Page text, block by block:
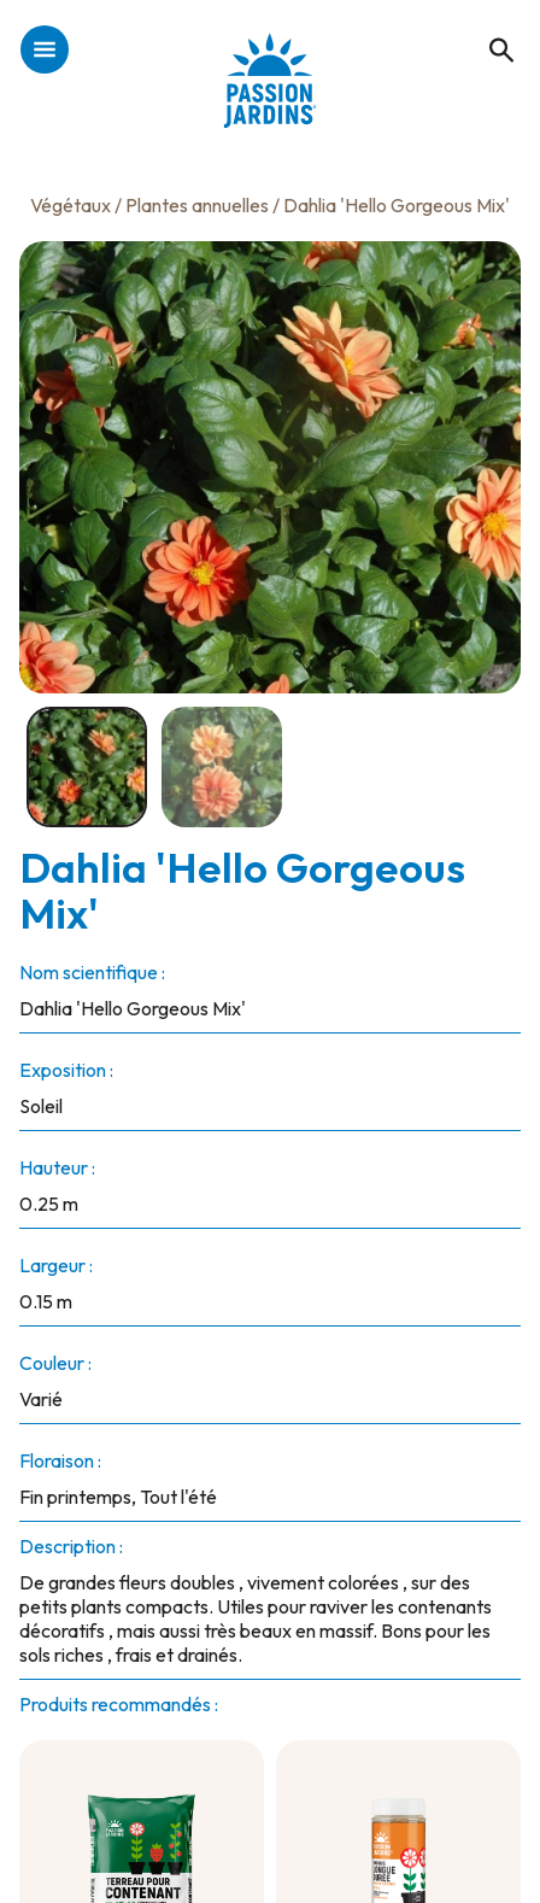
Végétaux/ Plantes annuelles / Dahlia 'Hello Gorgeous Mix'
Dahlia 'Hello Gorgeous
Mix'
Nom scientifique :
Dahlia 'Hello Gorgeous Mix'
Exposition :
Soleil
Hauteur :
0.25 m
Largeur :
0.15 m
Couleur :
Varié
Floraison :
Fin printemps, Tout l'été
Description :
De grandes fleurs doubles , vivement colorées , sur des
petits plants compacts. Utiles pour raviver les contenants
décoratifs , mais aussi très beaux en massif. Bons pour les
sols riches , frais et drainés.
Produits recommandés :